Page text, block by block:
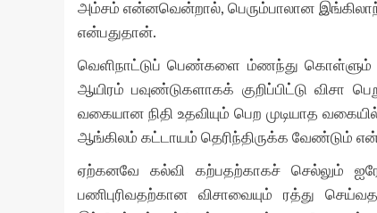
அம்சம் என்னவென்றால், பெரும்பாலான
என்பதுதான்.
வெளிநாட்டுப் பெண்களை ம்ணந்து கொள்ளும்
ஆயிரம் பவுண்டுகளாகக் குறிப்பிட்டு விசா
வகையான நிதி உதவியும் பெற முடியாத
ஆங்கிலம் கட்டாயம் தெரிந்திருக்க வேண்டும்
ஏற்கனவே கல்வி கற்பதற்காகச் செல்லும்
பணிபுரிவதற்கான விசாவையும் ரத்து